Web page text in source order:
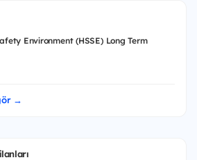
Environment (HSSE) Long Term
→